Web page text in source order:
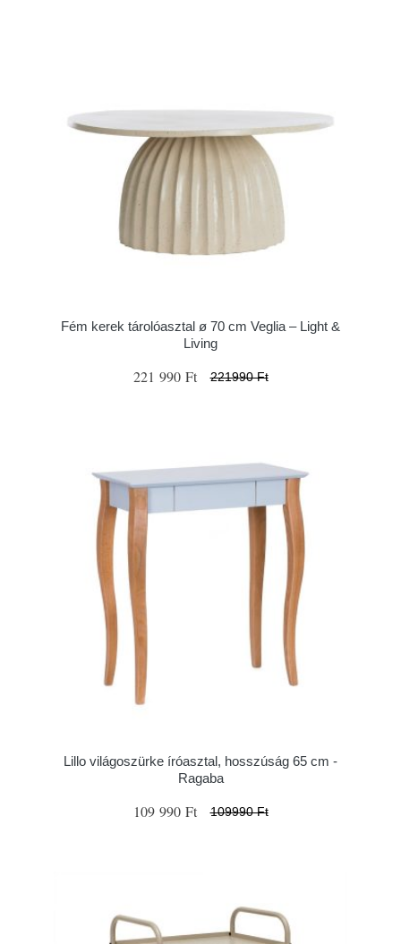
Fém kerek tárolóasztal ø 70 cm Veglia – Light &
Living
221 990 Ft 221990 Ft
Lillo világoszürke íróasztal, hosszúság 65 cm -
Ragaba
109 990 Ft 109990 Ft